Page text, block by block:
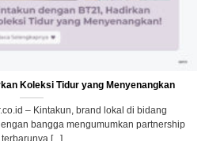
Koleksi Tidur yang Menyenangkan
– Kintakun, brand lokal di bidang
bangga mengumumkan partnership
terbarunya [...]